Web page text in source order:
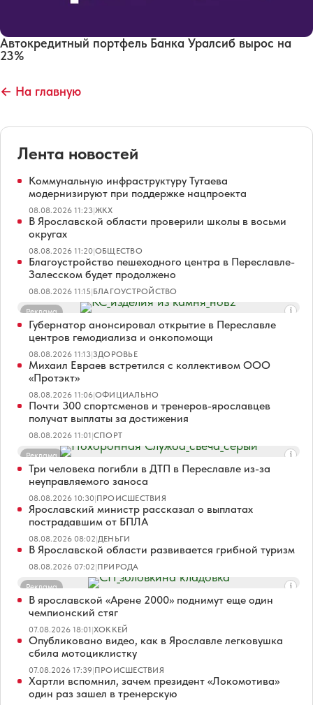
Автокредитный портфель Банка Уралсиб вырос на
23%
← На главную
Лента новостей
Коммунальную инфраструктуру Тутаева
модернизируют при поддержке нацпроекта
08.08.2026 11:23|ЖКХ
В Ярославской области проверили школы в восьми
округах
08.08.2026 11:20|ОБЩЕСТВО
Благоустройство пешеходного центра в Переславле-
Залесском будет продолжено
08.08.2026 11:15|БЛАГОУСТРОЙСТВО
Реклама
Губернатор анонсировал открытие в Переславле
центров гемодиализа и онкопомощи
08.08.2026 11:13|ЗДОРОВЬЕ
Михаил Евраев встретился с коллективом ООО
«Протэкт»
08.08.2026 11:06|ОФИЦИАЛЬНО
Почти 300 спортсменов и тренеров-ярославцев
получат выплаты за достижения
08.08.2026 11:01|СПОРТ
Реклама
Три человека погибли в ДТП в Переславле из-за
неуправляемого заноса
08.08.2026 10:30|ПРОИСШЕСТВИЯ
Ярославский министр рассказал о выплатах
пострадавшим от БПЛА
08.08.2026 08:02|ДЕНЬГИ
В Ярославской области развивается грибной туризм
08.08.2026 07:02|ПРИРОДА
Реклама
В ярославской «Арене 2000» поднимут еще один
чемпионский стяг
07.08.2026 18:01|ХОККЕЙ
Опубликовано видео, как в Ярославле легковушка
сбила мотоциклистку
07.08.2026 17:39|ПРОИСШЕСТВИЯ
Хартли вспомнил, зачем президент «Локомотива»
один раз зашел в тренерскую